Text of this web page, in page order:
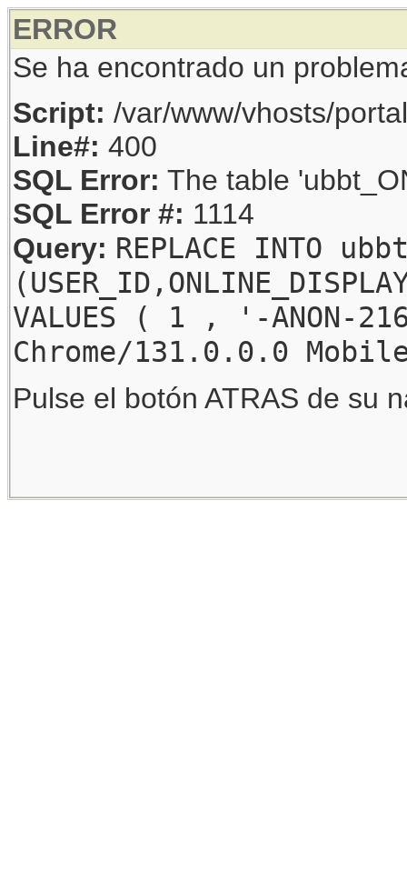
ERROR
Se ha encontrado un
Script: /var/www/vhosts/
Line#: 400
SQL Error: The table
SQL Error #: 1114
Query: REPLACE INTO
VALUES ( 1 , '-
Chrome/131.0.0.0
Pulse el botón ATRAS de su